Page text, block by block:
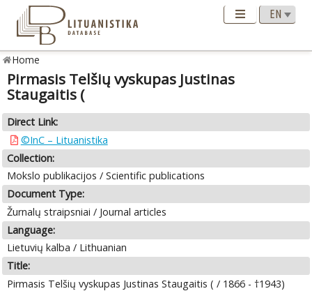
Home
Pirmasis Telšių vyskupas Justinas
Staugaitis (
Direct Link:
©InC – Lituanistika
Collection:
Mokslo publikacijos / Scientific publications
Document Type:
Žurnalų straipsniai / Journal articles
Language:
Lietuvių kalba / Lithuanian
Title:
Pirmasis Telšių vyskupas Justinas Staugaitis ( / 1866 - †1943)